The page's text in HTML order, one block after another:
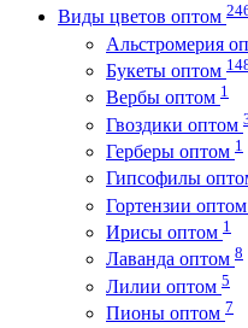
Виды цветов оптом
Альстромерия
Букеты оптом
Вербы оптом 1
Гвоздики оптом
Герберы оптом 1
Гипсофилы
Гортензии оптом
Ирисы оптом 1
Лаванда оптом 8
Лилии оптом 5
Пионы оптом 7